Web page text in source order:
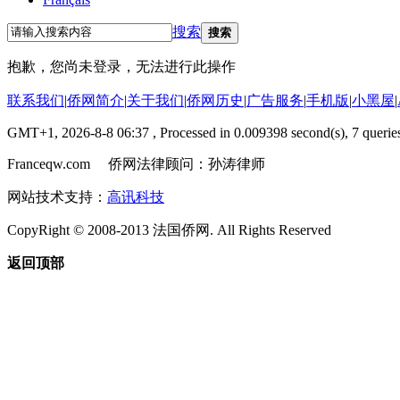
搜索 搜索
抱歉，您尚未登录，无法进行此操作
联系我们|侨网简介|关于我们|侨网历史|广告服务|手机版|小黑屋|
GMT+1, 2026-8-8 06:37 , Processed in 0.009398 second(s), 7
Franceqw.com 侨网法律顾问：孙涛律师
网站技术支持： 高讯科技
CopyRight © 2008-2013 法国侨网. All Rights Reserved
返回顶部